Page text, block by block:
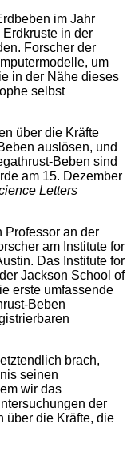
im Jahr
in der
Forscher der
um
in der Nähe dieses
selbst
über die Kräfte
auslösen, und
Beben sind
am 15. Dezember
Letters
Professor an der
am Institute for
Das Institute for
Jackson School of
erste umfassende
Beben
brach,
seinen
wir das
der
über die Kräfte, die